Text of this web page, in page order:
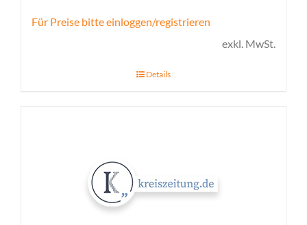
Für Preise bitte einloggen/registrieren
exkl. MwSt.
Details